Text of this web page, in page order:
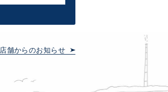
店舗からのお知らせ